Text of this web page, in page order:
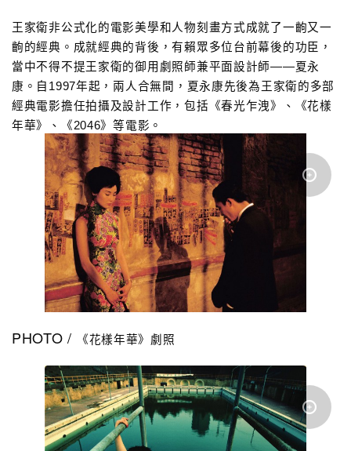
王家衛非公式化的電影美學和人物刻畫方式成就了一齣又一
齣的經典。成就經典的背後，有賴眾多位台前幕後的功臣，
當中不得不提王家衛的御用劇照師兼平面設計師——夏永
康。自1997年起，兩人合無間，夏永康先後為王家衛的多部
經典電影擔任拍攝 及設計工作，包括《春光乍洩》、《花樣
年華》、《2046》等電影。
PHOTO / 《花樣年華》 劇照